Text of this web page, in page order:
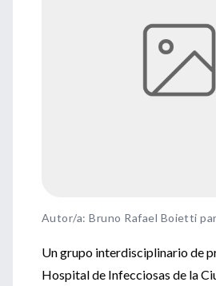
Autor/a: Bruno Rafael Boietti
Un grupo interdisciplinario de
Hospital de Infecciosas de la